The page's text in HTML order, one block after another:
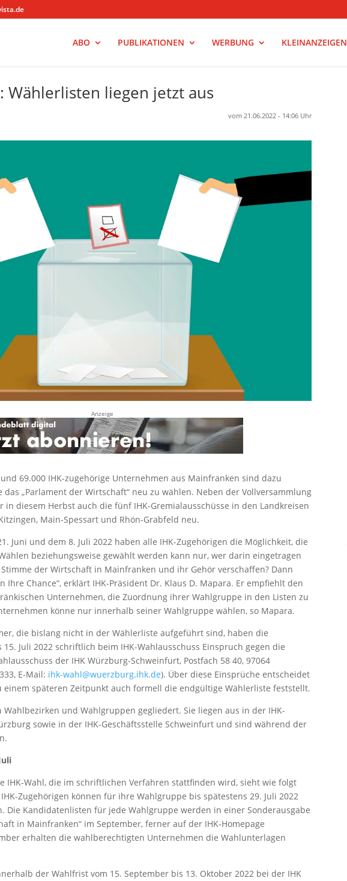
ABO PUBLIKATIONEN WERBUNG KLEINANZEIGEN
Wählerlisten liegen jetzt aus
vom 21.06.2022 - 14:06 Uhr
Anzeige
69.000 IHK-zugehörige Unternehmen aus Mainfranken sind dazu
„Parlament der Wirtschaft“ neu zu wählen. Neben der Vollversammlung
in diesem Herbst auch die fünf IHK-Gremialausschüsse in den Landkreisen
Main-Spessart und Rhön-Grabfeld neu.
Juni und dem 8. Juli 2022 haben alle IHK-Zugehörigen die Möglichkeit, die
beziehungsweise gewählt werden kann nur, wer darin eingetragen
der Wirtschaft in Mainfranken und ihr Gehör verschaffen? Dann
Ihre Chance“, erklärt IHK-Präsident Dr. Klaus D. Mapara. Er empfiehlt den
Unternehmen, die Zuordnung ihrer Wahlgruppe in den Listen zu
könne nur innerhalb seiner Wahlgruppe wählen, so Mapara.
die bislang nicht in der Wählerliste aufgeführt sind, haben die
Juli 2022 schriftlich beim IHK-Wahlausschuss Einspruch gegen die
der IHK Würzburg-Schweinfurt, Postfach 58 40, 97064
E-Mail: ihk-wahl@wuerzburg.ihk.de). Über diese Einsprüche entscheidet
einem späteren Zeitpunkt auch formell die endgültige Wählerliste feststellt.
und Wahlgruppen gegliedert. Sie liegen aus in der IHK-
sowie in der IHK-Geschäftsstelle Schweinfurt und sind während der
IHK-Wahl, die im schriftlichen Verfahren stattfinden wird, sieht wie folgt
Zugehörigen können für ihre Wahlgruppe bis spätestens 29. Juli 2022
Die Kandidatenlisten für jede Wahlgruppe werden in einer Sonderausgabe
in Mainfranken“ im September, ferner auf der IHK-Homepage
erhalten die wahlberechtigten Unternehmen die Wahlunterlagen
der Wahlfrist vom 15. September bis 13. Oktober 2022 bei der IHK